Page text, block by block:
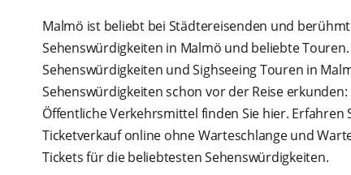
Malmö ist beliebt bei Städtereisenden und
Sehenswürdigkeiten in Malmö und beliebte
Sehenswürdigkeiten und Sighseeing Touren in
Sehenswürdigkeiten schon vor der Reise
Öffentliche Verkehrsmittel finden Sie hier.
Ticketverkauf online ohne Warteschlange und
Tickets für die beliebtesten Sehenswürdigkeiten.